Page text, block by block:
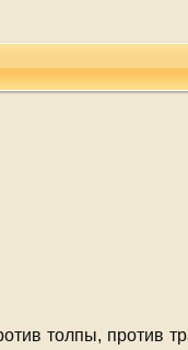
толпы, против